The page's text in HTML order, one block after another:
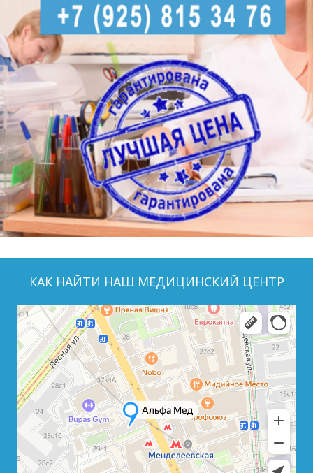
КАК НАЙТИ НАШ МЕДИЦИНСКИЙ ЦЕНТР